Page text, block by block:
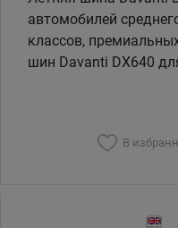
автомобилей
классов,
шин Davanti DX640
В